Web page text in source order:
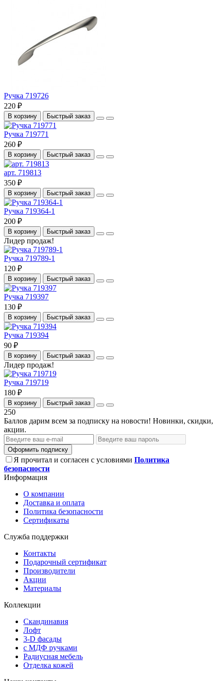
Ручка 719726
220 ₽
В корзину Быстрый заказ
Ручка 719771
260 ₽
В корзину Быстрый заказ
арт. 719813
350 ₽
В корзину Быстрый заказ
Ручка 719364-1
200 ₽
В корзину Быстрый заказ
Лидер продаж!
Ручка 719789-1
120 ₽
В корзину Быстрый заказ
Ручка 719397
130 ₽
В корзину Быстрый заказ
Ручка 719394
90 ₽
В корзину Быстрый заказ
Лидер продаж!
Ручка 719719
180 ₽
В корзину Быстрый заказ
250
Баллов дарим всем за подписку на новости! Новинки, скидки,
акции.
Оформить подписку
Я прочитал и согласен с условиями Политика
безопасности
Информация
О компании
Доставка и оплата
Политика безопасности
Сертификаты
Служба поддержки
Контакты
Подарочный сертификат
Производители
Акции
Материалы
Коллекции
Скандинавия
Лофт
3-D фасады
с МДФ ручками
Радиусная мебель
Отделка кожей